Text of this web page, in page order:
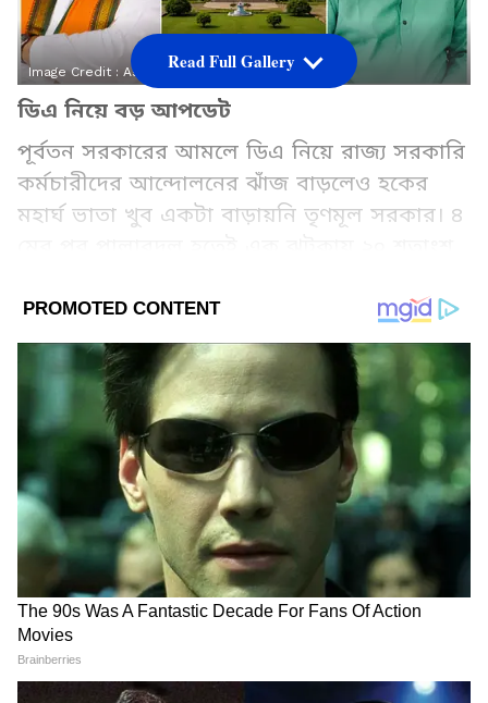
Image Credit : Asianet News
ডিএ নিয়ে বড় আপডেট
পূর্বতন সরকারের আমলে ডিএ নিয়ে রাজ্য সরকারি
কর্মচারীদের আন্দোলনের ঝাঁজ বাড়লেও হকের
মহার্ঘ ভাতা খুব একটা বাড়ায়নি তৃণমূল সরকার। ৪
রাজ্য সরকারের সমস্ত সরকারি কর্মীদের বর্ধিত
ডিএ-র পরিমাণ বেড়ে দাড়ালো ৩৮ শতাংশ।
Add Asianetnews Bangla as a Preferred
Source
2
5
Image Credit :Asianet News
Read Full Gallery